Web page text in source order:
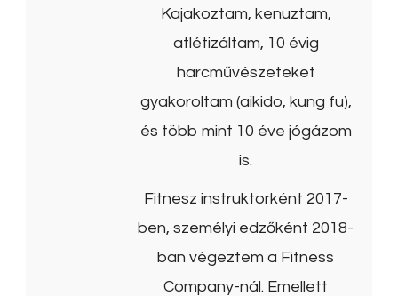
Kajakoztam, kenuztam,
atlétizáltam, 10 évig
harcművészeteket
gyakoroltam (aikido, kung fu),
és több mint 10 éve jógázom
is.
Fitnesz instruktorként 2017-
ben, személyi edzőként 2018-
ban végeztem a Fitness
Company-nál. Emellett